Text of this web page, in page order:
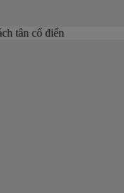
tân cổ điển